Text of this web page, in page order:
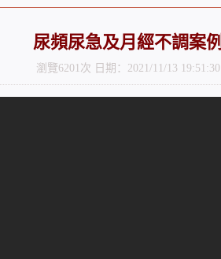
尿頻尿急及月經不調案例
瀏覽6201次 日期：2021/11/13 19:51:30